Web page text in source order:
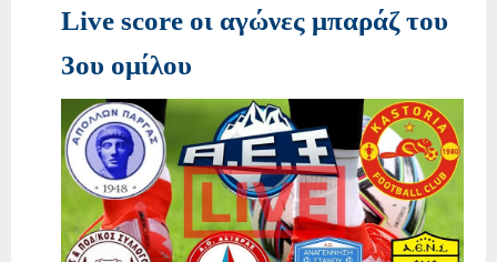
Live score οι αγώνες μπαράζ του
3ου ομίλου